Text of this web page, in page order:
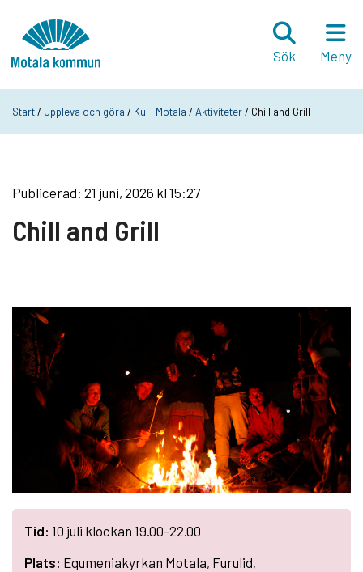
Sök
Meny
Start/ Uppleva och göra / Kul i Motala /Aktiviteter/ Chill and Grill
Publicerad: 21 juni, 2026 kl 15:27
Chill and Grill
Tid: 10 juli klockan 19.00-22.00
Plats: Equmeniakyrkan Motala, Furulid,